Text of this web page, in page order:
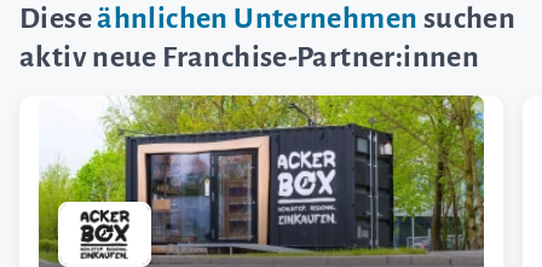
Dieseähnlichen Unternehmen suchen
aktiv neue Franchise-Partner:innen